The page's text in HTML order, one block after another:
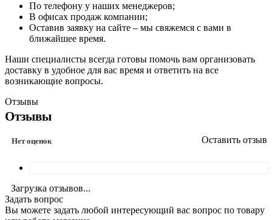
По телефону у наших менеджеров;
В офисах продаж компании;
Оставив заявку на сайте – мы свяжемся с вами в
ближайшее время.
Наши специалисты всегда готовы помочь вам организовать
доставку в удобное для вас время и ответить на все
возникающие вопросы.
Отзывы
Отзывы
Нет оценок Оставить отзыв
Загрузка отзывов...
Задать вопрос
Вы можете задать любой интересующий вас вопрос по товару